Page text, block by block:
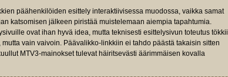
päähenkilöiden esittely interaktiivisessa muodossa, vaikka samat
katsomisen jälkeen piristää muistelemaan aiempia tapahtumia.
ovat ihan hyvä idea, mutta teknisesti esittelysivun toteutus tökkii
vain vaivoin. Päävalikko-linkkiin ei tahdo päästä takaisin sitten
MTV3-mainokset tulevat häiritsevästi äärimmäisen kovalla